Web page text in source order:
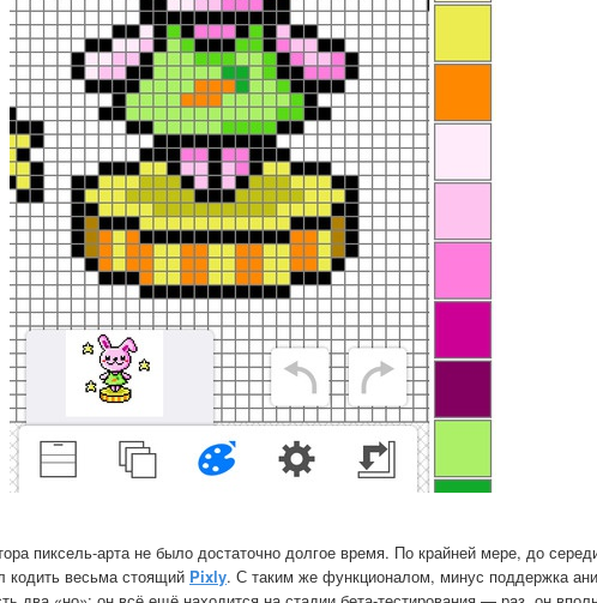
пиксель-арта не было достаточно долгое время. По крайней мере, до
кодить весьма стоящий Pixly. С таким же функционалом, минус поддержка